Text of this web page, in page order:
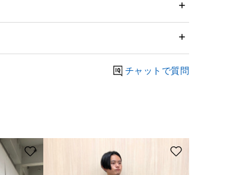
チャットで質問